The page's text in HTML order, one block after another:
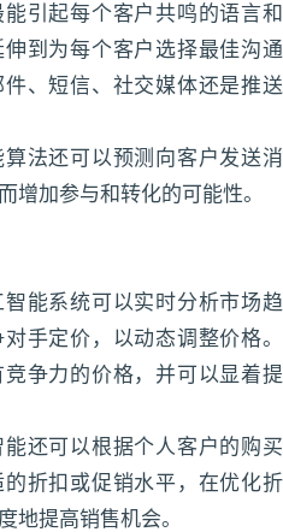
引起每个客户共鸣的语言和
到为每个客户选择最佳沟通
、短信、社交媒体还是推送
法还可以预测向客户发送消
增加参与和转化的可能性。
能系统可以实时分析市场趋
手定价，以动态调整价格。
争力的价格，并可以显着提
还可以根据个人客户的购买
折扣或促销水平，在优化折
地提高销售机会。